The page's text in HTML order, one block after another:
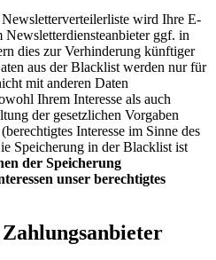
wird Ihre E-
ggf. in
dies zur Verhinderung künftiger
aus der Blacklist werden nur für
mit anderen Daten
Ihrem Interesse als auch
der gesetzlichen Vorgaben
Interesse im Sinne des
Speicherung in der Blacklist ist
der Speicherung
unser berechtigtes